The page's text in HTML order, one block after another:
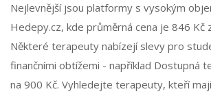
Nejlevnější jsou platformy s vysokým
Hedepy.cz, kde průměrná cena je 846 Kč
Některé terapeuty nabízejí slevy pro
finančními obtížemi - například Dostupná
na 900 Kč. Vyhledejte terapeuty, kteří